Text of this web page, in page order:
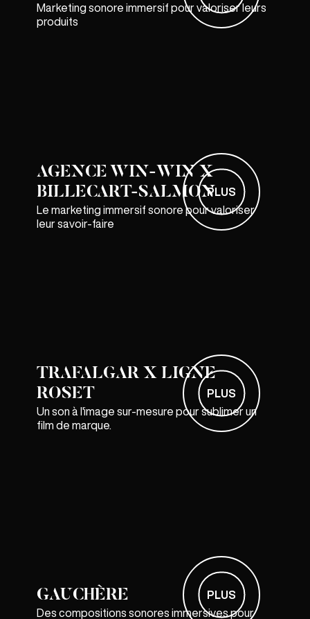
Marketing sonore immersif pour valoriser leurs
produits
AGENCE WIN-WIN X
BILLECART-SALMON
Le marketing immersif sonore pour valoriser
leur savoir-faire
PLUS
TRAFALGAR X LIGNE
ROSET
Un son à l'image sur-mesure pour sublimer un
film de marque.
PLUS
GAUCHÈRE
Des compositions sonores immersives pour
PLUS